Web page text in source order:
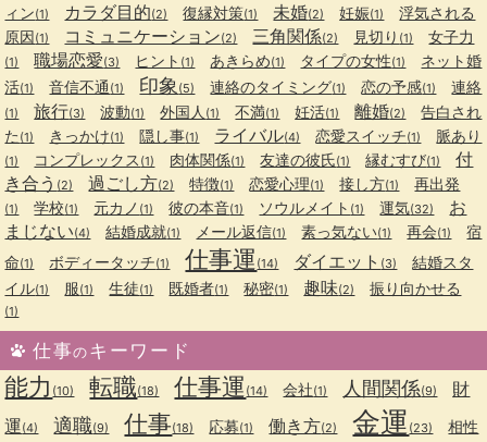
ィン(1) カラダ目的(2) 復縁対策(1) 未婚(2) 妊娠(1)
浮気される
原因(1) コミュニケーション(2) 三角関係(2) 見切り (1) 女子力
(1) 職場恋愛(3) ヒント (1) あきらめ(1) タイプの女性(1)
ネット婚
活(1) 音信不通 (1) 印象(5) 連絡のタイミング(1) 恋の予感(1) 連絡
(1) 旅行(3) 波動(1) 外国人 (1) 不満(1) 妊活(1) 離婚(2)
告白され
た (1) きっかけ(1) 隠し事(1) ライバル(4) 恋愛スイッチ(1) 脈あり
(1) コンプレックス (1) 肉体関係(1) 友達の彼氏(1) 縁むすび(1)
付
き合う (2) 過ごし方(2) 特徴(1) 恋愛心理(1) 接し方(1) 再出発
(1) 学校(1) 元カノ (1) 彼の本音(1) ソウルメイト (1) 運気(32)
お
まじない(4) 結婚成就(1) メール返信(1) 素っ気ない(1) 再会(1)
宿
命(1) ボディータッチ(1) 仕事運 (14) ダイエット (3)
結婚スタ
イル(1) 服(1) 生徒(1) 既婚者(1) 秘密(1) 趣味(2) 振り向かせる
(1)
仕事のキーワード
能力 (10) 転職(18) 仕事運 (14) 会社(1) 人間関係(9)
財
運(4) 適職(9) 仕事(18) 応募(1) 働き方(2) 金運 (23) 相性